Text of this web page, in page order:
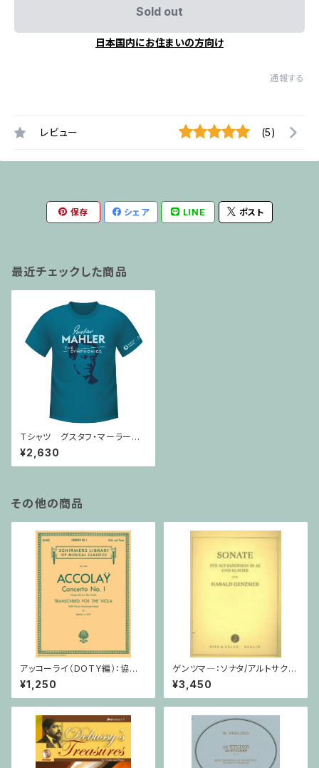
Sold out
日本国内にお住まいの方向け
通報する
レビュー (5)
保存 シェア LINE ポスト
最近チェックした商品
Ｔシャツ グスタフ・マーラー
交響曲
¥2,630
その他の商品
アッコーライ（DOTY編）：協奏
曲第1番 / ヴィオラ・ピアノ
¥1,250
ゲンツマ―：ソナタ/アルトサクソ
フォーン・ピアノ
¥3,450